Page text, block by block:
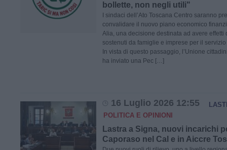
bollette, non negli utili"
I sindaci dell’Ato Toscana Centro saranno
convalidare il nuovo piano economico
Alia, una decisione destinata ad avere effetti
sostenuti da famiglie e imprese per il
In vista di questo passaggio, l’Unione
ha inviato una Pec […]
16 Luglio 2026 12:55
POLITICA E OPINIONI
Lastra a Signa, nuovi incarichi
Caporaso nel Cal e in Aiccre